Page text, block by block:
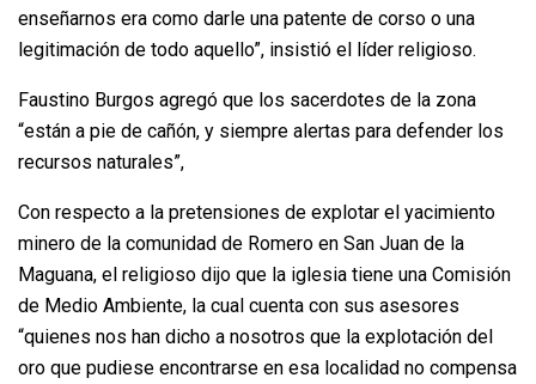
enseñarnos era como darle una patente de corso o una
legitimación de todo aquello”, insistió el líder religioso.
Faustino Burgos agregó que los sacerdotes de la zona
“están a pie de cañón, y siempre alertas para defender los
recursos naturales”,
Con respecto a la pretensiones de explotar el yacimiento
minero de la comunidad de Romero en San Juan de la
Maguana, el religioso dijo que la iglesia tiene una Comisión
de Medio Ambiente, la cual cuenta con sus asesores
“quienes nos han dicho a nosotros que la explotación del
oro que pudiese encontrarse en esa localidad no compensa